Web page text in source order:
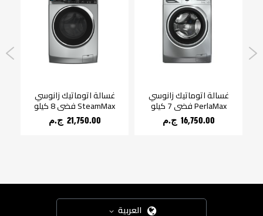
غسالة اتوماتيك زانوسي
PerlaMax فضي 7 كيلو
16,750.00 ج.م‏
غسالة اتوماتيك زانوسي
SteamMax فضي 8 كيلو
21,750.00 ج.م‏
العربية